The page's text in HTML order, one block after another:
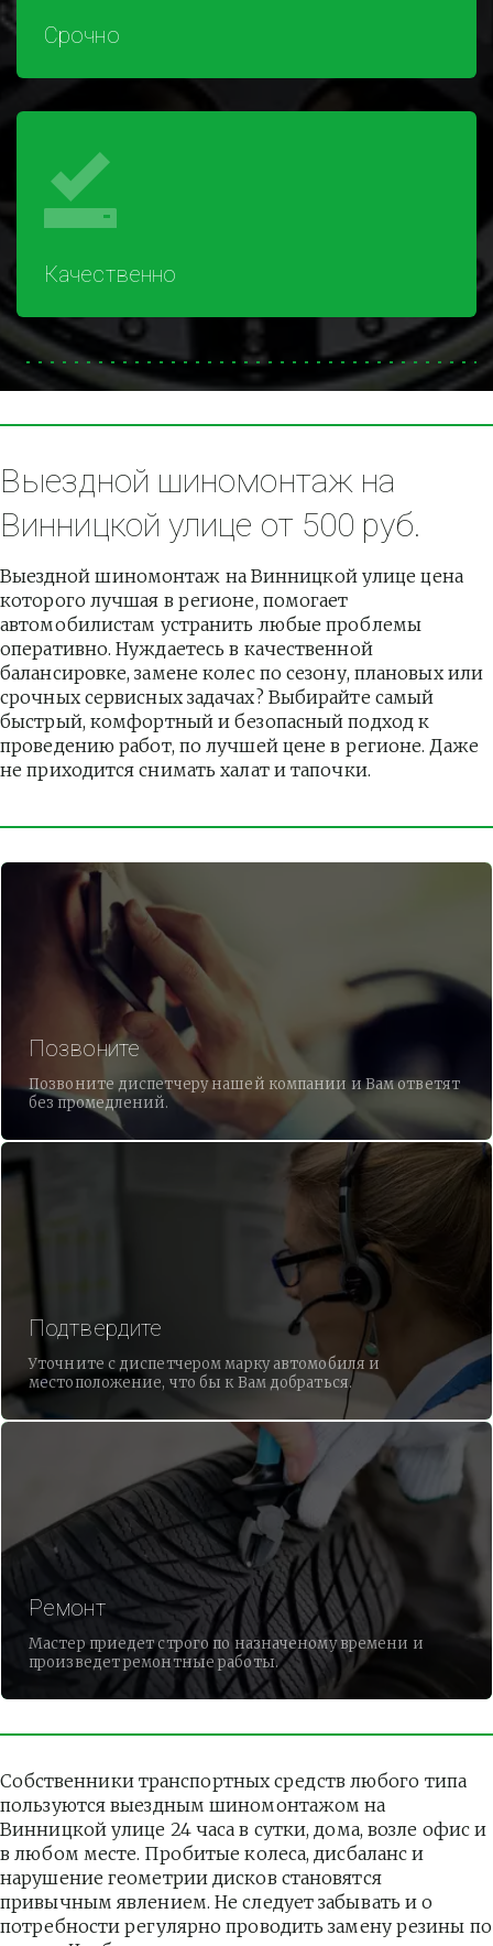
Срочно
Качественно
Выездной шиномонтаж на
Винницкой улице от 500 руб.
Выездной шиномонтаж на Винницкой улице цена
которого лучшая в регионе, помогает
автомобилистам устранить любые проблемы
оперативно. Нуждаетесь в качественной
балансировке, замене колес по сезону, плановых или
срочных сервисных задачах? Выбирайте самый
быстрый, комфортный и безопасный подход к
проведению работ, по лучшей цене в регионе. Даже
не приходится снимать халат и тапочки.
Позвоните
Позвоните диспетчеру нашей компании и Вам ответят
без промедлений.
Подтвердите
Уточните с диспетчером марку автомобиля и
местоположение, что бы к Вам добраться.
Ремонт
Мастер приедет строго по назначеному времени и
произведет ремонтные работы.
Собственники транспортных средств любого типа
пользуются выездным шиномонтажом на
Винницкой улице 24 часа в сутки, дома, возле офис и
в любом месте. Пробитые колеса, дисбаланс и
нарушение геометрии дисков становятся
привычным явлением. Не следует забывать и о
потребности регулярно проводить замену резины по